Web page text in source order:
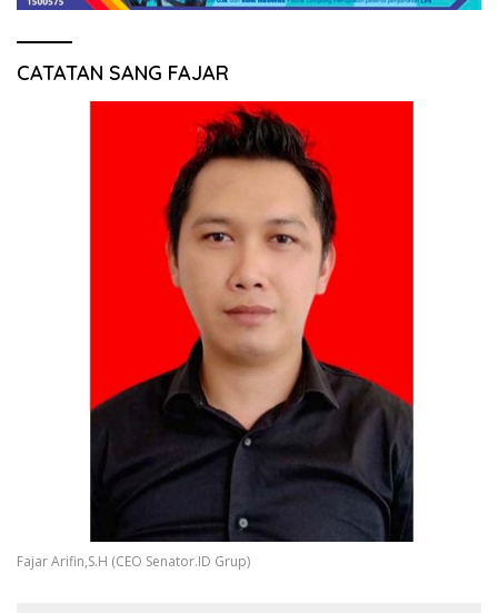
CATATAN SANG FAJAR
Fajar Arifin,S.H (CEO Senator.ID Grup)